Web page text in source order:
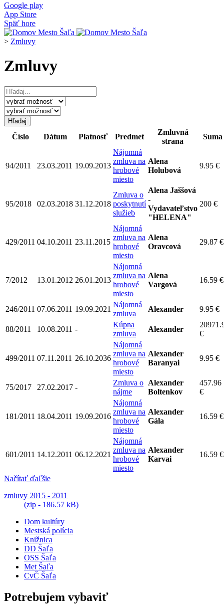
Google play
App Store
Späť hore
> Zmluvy
Zmluvy
Číslo Dátum Platnosť Predmet
Zmluvná
strana
Suma
94/2011 23.03.2011 19.09.2013
Nájomná
zmluva na
hrobové
miesto
Alena
Holubová
9.95 €
95/2018 02.03.2018 31.12.2018
Zmluva o
poskytnutí
služieb
Alena Jaššová
-
Vydavateľstvo
"HELENA"
200 €
429/2011 04.10.2011 23.11.2015
Nájomná
zmluva na
hrobové
miesto
Alena
Oravcová
29.87 €
7/2012 13.01.2012 26.01.2013
Nájomná
zmluva na
hrobové
miesto
Alena
Vargová
16.59 €
246/2011 07.06.2011 19.09.2021
Nájomná
zmluva
Alexander 9.95 €
88/2011 10.08.2011 -
Kúpna
zmluva
Alexander
€
499/2011 07.11.2011 26.10.2036
Nájomná
zmluva na
hrobové
miesto
Alexander
Baranyai
9.95 €
75/2017 27.02.2017 -
Zmluva o
nájme
Alexander
Boltenkov
457.96
€
181/2011 18.04.2011 19.09.2016
Nájomná
zmluva na
hrobové
miesto
Alexander
Gála
16.59 €
601/2011 14.12.2011 06.12.2021
Nájomná
zmluva na
hrobové
miesto
Alexander
Karvai
16.59 €
Načítať ďaľšie
zmluvy 2015 - 2011
(zip - 186.57 kB)
Dom kultúry
Mestská polícia
Knižnica
DD Šaľa
OSS Šaľa
Met Šaľa
CvČ Šaľa
Potrebujem vybaviť